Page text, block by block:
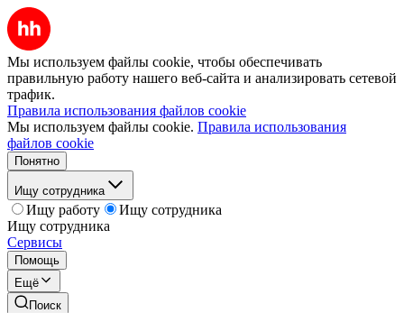
Мы используем файлы cookie, чтобы обеспечивать
правильную работу нашего веб-сайта и анализировать сетевой
трафик.
Правила использования файлов cookie
Мы используем файлы cookie. Правила использования
файлов cookie
Понятно
Ищу сотрудника
Ищу работу
Ищу сотрудника
Ищу сотрудника
Сервисы
Помощь
Ещё
Поиск